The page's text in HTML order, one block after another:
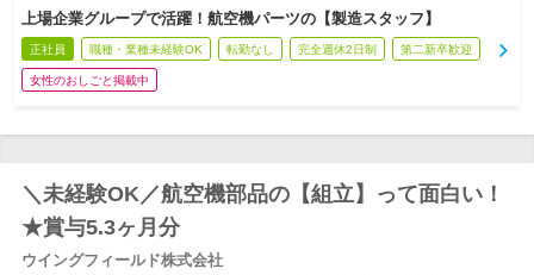
上場企業グループで活躍！航空機パーツの【製造スタッフ】
正社員 職種・業種未経験OK 転勤なし 完全週休2日制 第二新卒歓迎
女性のおしごと掲載中
＼未経験OK／航空機部品の【組立】って面白い！
★賞与5.3ヶ月分
ウイングフィールド株式会社